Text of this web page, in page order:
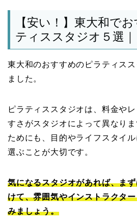
【安い！】東大和で
ティススタジオ５選
東大和のおすすめのピラティス
ました。
ピラティススタジオは、料金や
すさがスタジオによって異なり
ためにも、目的やライフスタイ
選ぶことが大切です。
気になるスタジオがあれば、ま
けて、雰囲気やインストラクタ
みましょう。